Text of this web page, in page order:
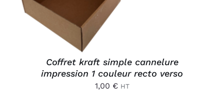
Coffret kraft simple cannelure
impression 1 couleur recto verso
1,00 € HT